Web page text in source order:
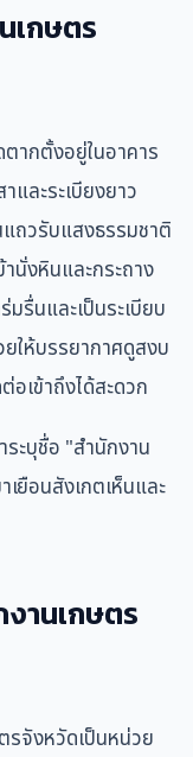
เกษตร
ากตั้งอยู่ในอาคาร
และระเบียงยาว
ถวรับแสงธรรมชาติ
นั่งหินและกระถาง
รื่นและเป็นระเบียบ
ให้บรรยากาศดูสงบ
อเข้าถึงได้สะดวก
ระบุชื่อ "สำนักงาน
ยือนสังเกตเห็นและ
านเกษตร
รจังหวัดเป็นหน่วย